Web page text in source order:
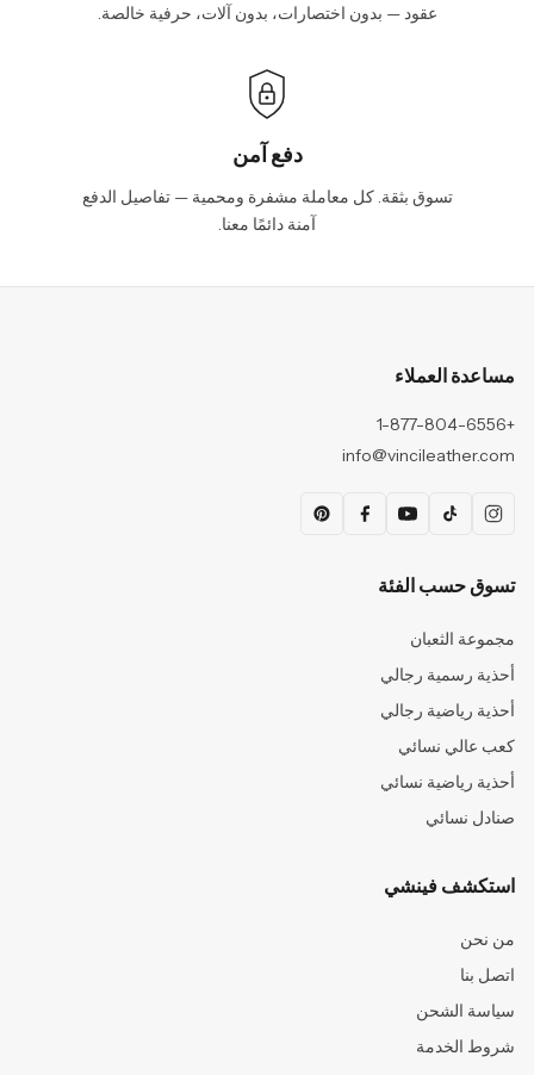
عقود — بدون اختصارات، بدون آلات، حرفية خالصة.
دفع آمن
تسوق بثقة. كل معاملة مشفرة ومحمية — تفاصيل الدفع
آمنة دائمًا معنا.
مساعدة العملاء
+1-877-804-6556
info@vincileather.com
تسوق حسب الفئة
مجموعة الثعبان
أحذية رسمية رجالي
أحذية رياضية رجالي
كعب عالي نسائي
أحذية رياضية نسائي
صنادل نسائي
استكشف فينشي
من نحن
اتصل بنا
سياسة الشحن
شروط الخدمة